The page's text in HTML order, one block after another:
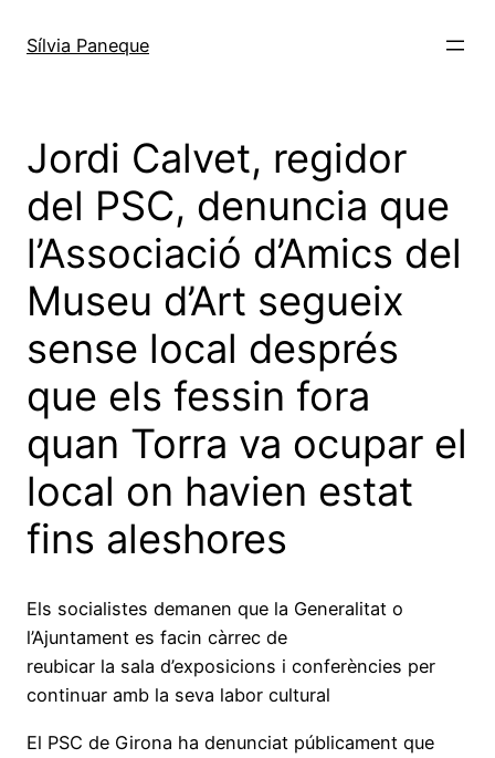
Sílvia Paneque
Jordi Calvet, regidor
del PSC, denuncia que
l’Associació d’Amics del
Museu d’Art segueix
sense local després
que els fessin fora
quan Torra va ocupar el
local on havien estat
fins aleshores
Els socialistes demanen que la Generalitat o
l’Ajuntament es facin càrrec de
reubicar la sala d’exposicions i conferències per
continuar amb la seva labor cultural
El PSC de Girona ha denunciat públicament que